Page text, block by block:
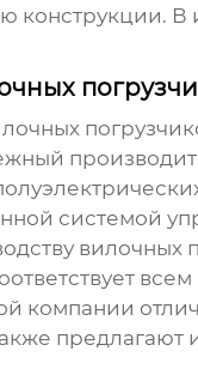
конструкции.
системой
вилочных
компании